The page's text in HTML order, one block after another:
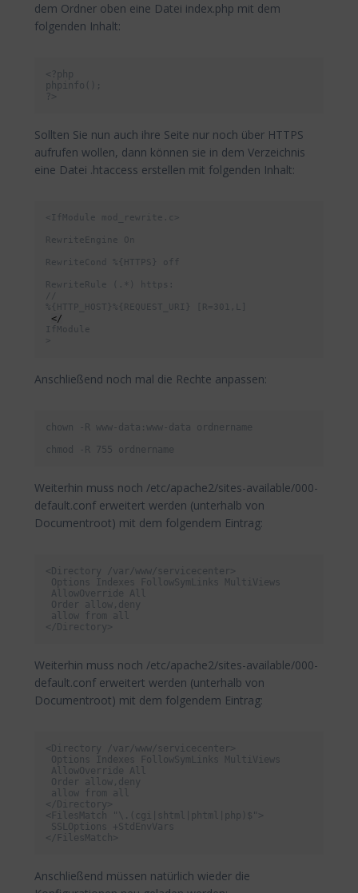
dem Ordner oben eine Datei index.php mit dem
folgenden Inhalt:
<?php
phpinfo();
?>
Sollten Sie nun auch ihre Seite nur noch über HTTPS
aufrufen wollen, dann können sie in dem Verzeichnis
eine Datei .htaccess erstellen mit folgenden Inhalt:
<IfModule mod_rewrite.c>
RewriteEngine On
RewriteCond %{HTTPS} off
RewriteRule (.*) https:
//
%{HTTP_HOST}%{REQUEST_URI} [R=301,L]
</
IfModule
>
Anschließend noch mal die Rechte anpassen:
chown -R www-data:www-data ordnername
chmod -R 755 ordnername
Weiterhin muss noch /etc/apache2/sites-available/000-
default.conf erweitert werden (unterhalb von
Documentroot) mit dem folgendem Eintrag:
<Directory /var/www/servicecenter>
</Directory>
Weiterhin muss noch /etc/apache2/sites-available/000-
default.conf erweitert werden (unterhalb von
Documentroot) mit dem folgendem Eintrag:
<Directory /var/www/servicecenter>
</Directory>
<FilesMatch "\.(cgi|shtml|phtml|php)$">
</FilesMatch>
Anschließend müssen natürlich wieder die